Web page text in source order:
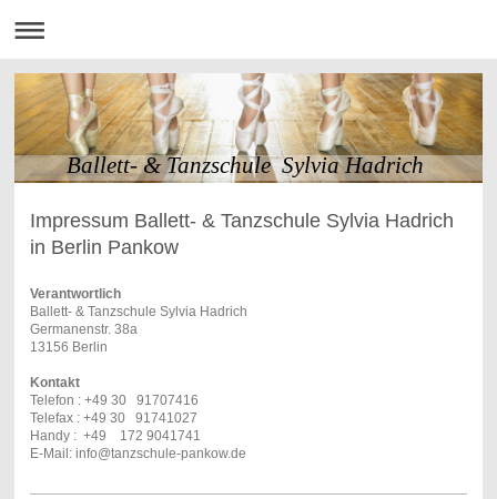
Ballett- & Tanzschule Sylvia Hadrich
Impressum Ballett- & Tanzschule Sylvia Hadrich
in Berlin Pankow
Verantwortlich
Ballett- & Tanzschule Sylvia Hadrich
Germanenstr. 38a
13156 Berlin
Kontakt
Telefon : +49 30 91707416
Telefax : +49 30 91741027
Handy : +49 172 9041741
E-Mail: info@tanzschule-pankow.de